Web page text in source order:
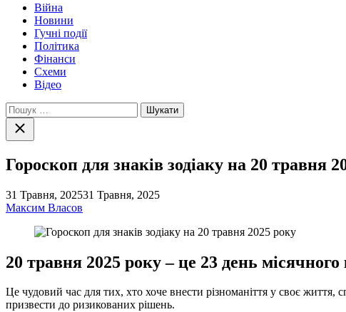
Війна
Новини
Гучні події
Політика
Фінанси
Схеми
Відео
Пошук:
Закрити
пошук
Гороскоп для знаків зодіаку на 20 травня
31 Травня, 202531 Травня, 2025
Максим Власов
20 травня 2025 року – це 23 день
Це чудовий час для тих, хто хоче внести різноманіття у своє
призвести до ризикованих рішень.